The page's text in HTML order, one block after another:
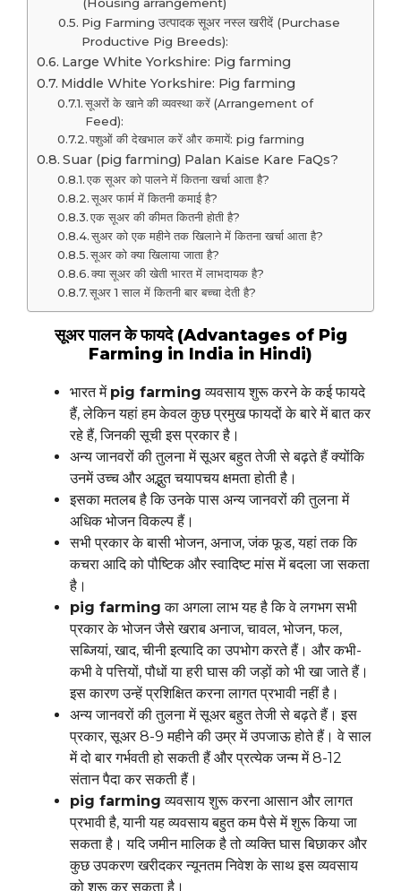
(Housing arrangement)
Pig Farming उत्पादक सूअर नस्ल खरीदें (Purchase
Productive Pig Breeds):
Large White Yorkshire: Pig farming
Middle White Yorkshire: Pig farming
सूअरों के खाने की व्यवस्था करें (Arrangement of
Feed):
पशुओं की देखभाल करें और कमायें: pig farming
Suar (pig farming) Palan Kaise Kare FaQs?
एक सूअर को पालने में कितना खर्चा आता है?
सूअर फार्म में कितनी कमाई है?
एक सूअर की कीमत कितनी होती है?
सुअर को एक महीने तक खिलाने में कितना खर्चा आता है?
सूअर को क्या खिलाया जाता है?
क्या सूअर की खेती भारत में लाभदायक है?
सूअर 1 साल में कितनी बार बच्चा देती है?
सूअर पालन के फायदे (Advantages of Pig
Farming in India in Hindi)
भारत में pig farming व्यवसाय शुरू करने के कई फायदे
हैं, लेकिन यहां हम केवल कुछ प्रमुख फायदों के बारे में बात कर
रहे हैं, जिनकी सूची इस प्रकार है।
अन्य जानवरों की तुलना में सूअर बहुत तेजी से बढ़ते हैं क्योंकि
उनमें उच्च और अद्भुत चयापचय क्षमता होती है।
इसका मतलब है कि उनके पास अन्य जानवरों की तुलना में
अधिक भोजन विकल्प हैं।
सभी प्रकार के बासी भोजन, अनाज, जंक फूड, यहां तक ​​कि
कचरा आदि को पौष्टिक और स्वादिष्ट मांस में बदला जा सकता
है।
pig farming का अगला लाभ यह है कि वे लगभग सभी
प्रकार के भोजन जैसे खराब अनाज, चावल, भोजन, फल,
सब्जियां, खाद, चीनी इत्यादि का उपभोग करते हैं। और कभी-
कभी वे पत्तियों, पौधों या हरी घास की जड़ों को भी खा जाते हैं।
इस कारण उन्हें प्रशिक्षित करना लागत प्रभावी नहीं है।
अन्य जानवरों की तुलना में सूअर बहुत तेजी से बढ़ते हैं। इस
प्रकार, सूअर 8-9 महीने की उम्र में उपजाऊ होते हैं। वे साल
में दो बार गर्भवती हो सकती हैं और प्रत्येक जन्म में 8-12
संतान पैदा कर सकती हैं।
pig farming व्यवसाय शुरू करना आसान और लागत
प्रभावी है, यानी यह व्यवसाय बहुत कम पैसे में शुरू किया जा
सकता है। यदि जमीन मालिक है तो व्यक्ति घास बिछाकर और
कुछ उपकरण खरीदकर न्यूनतम निवेश के साथ इस व्यवसाय
को शुरू कर सकता है।